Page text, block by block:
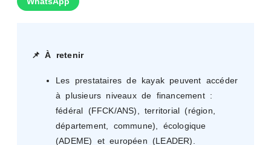
📌 À retenir
Les prestataires de kayak peuvent accéder
à plusieurs niveaux de financement :
fédéral (FFCK/ANS), territorial (région,
département, commune), écologique
(ADEME) et européen (LEADER).